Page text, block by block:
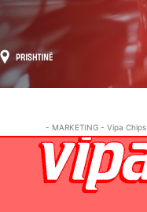
- MARKETING - Vipa Chips